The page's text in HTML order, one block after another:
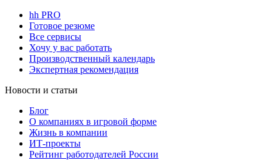
hh PRO
Готовое резюме
Все сервисы
Хочу у вас работать
Производственный календарь
Экспертная рекомендация
Новости и статьи
Блог
О компаниях в игровой форме
Жизнь в компании
ИТ-проекты
Рейтинг работодателей России